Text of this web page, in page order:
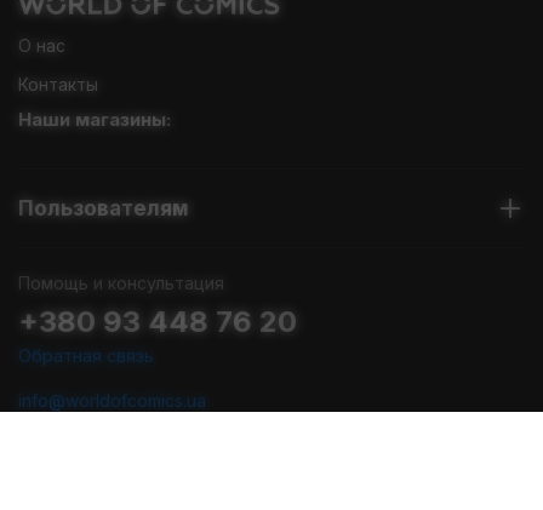
О нас
Контакты
Наши магазины:
Пользователям
Помощь и консультация
+380 93 448 76 20
Обратная связь
info@worldofcomics.ua